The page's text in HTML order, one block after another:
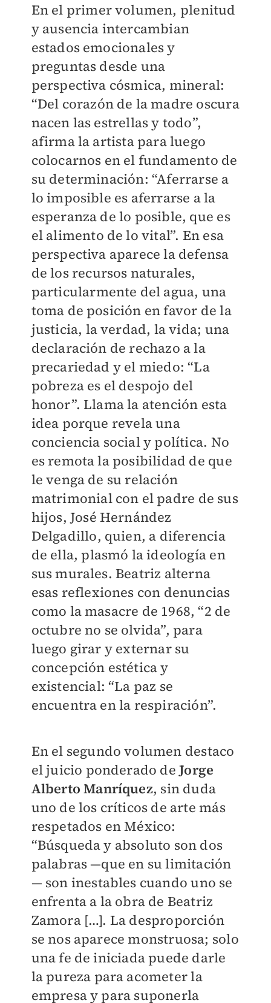
En el primer volumen, plenitud
y ausencia intercambian
estados emocionales y
preguntas desde una
perspectiva cósmica, mineral:
“Del corazón de la madre oscura
nacen las estrellas y todo”,
afirma la artista para luego
colocarnos en el fundamento de
su determinación: “Aferrarse a
lo imposible es aferrarse a la
esperanza de lo posible, que es
el alimento de lo vital”. En esa
perspectiva aparece la defensa
de los recursos naturales,
particularmente del agua, una
toma de posición en favor de la
justicia, la verdad, la vida; una
declaración de rechazo a la
precariedad y el miedo: “La
pobreza es el despojo del
honor”. Llama la atención esta
idea porque revela una
conciencia social y política. No
es remota la posibilidad de que
le venga de su relación
matrimonial con el padre de sus
hijos, José Hernández
Delgadillo, quien, a diferencia
de ella, plasmó la ideología en
sus murales. Beatriz alterna
esas reflexiones con denuncias
como la masacre de 1968, “2 de
octubre no se olvida”, para
luego girar y externar su
concepción estética y
existencial: “La paz se
encuentra en la respiración”.
En el segundo volumen destaco
el juicio ponderado deJorge
Alberto Manríquez, sin duda
uno de los críticos de arte más
respetados en México:
“Búsqueda y absoluto son dos
palabras —que en su limitación
— son inestables cuando uno se
enfrenta a la obra de Beatriz
Zamora […]. La desproporción
se nos aparece monstruosa; solo
una fe de iniciada puede darle
la pureza para acometer la
empresa y para suponerla